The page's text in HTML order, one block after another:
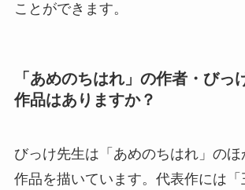
ことができます。
「あめのちはれ」の作者・びっ
作品はありますか？
びっけ先生は「あめのちはれ」の
作品を描いています。代表作には「